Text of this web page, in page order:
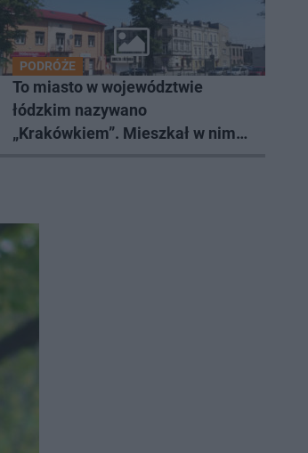
PODRÓŻE
To miasto w województwie
łódzkim nazywano
„Krakówkiem”. Mieszkał w nim